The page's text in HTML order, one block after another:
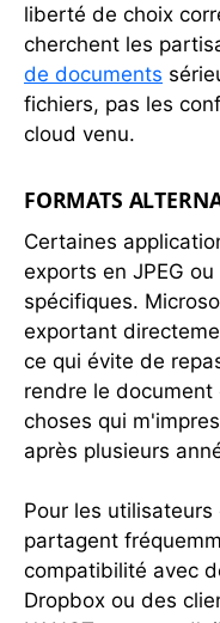
liberté de choix
cherchent les
de documents
fichiers, pas les
cloud venu.
FORMATS
Certaines
exports en JPEG
spécifiques.
exportant
ce qui évite de
rendre le
choses qui
après plusieurs
Pour les
partagent
compatibilité avec
Dropbox ou des